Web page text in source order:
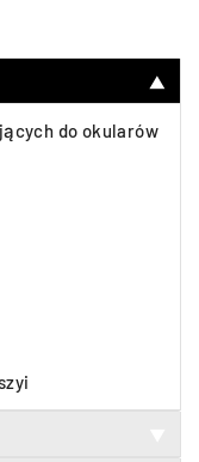
▼
do okularów